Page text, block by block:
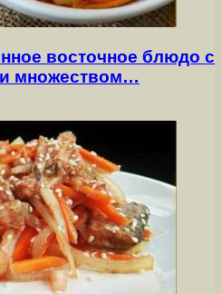
восточное блюдо с
множеством…